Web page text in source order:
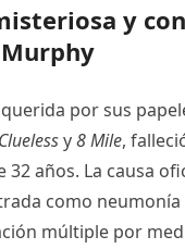
y
por sus
Cluelessy8 Mile,
32 años. La causa
como
múltiple por